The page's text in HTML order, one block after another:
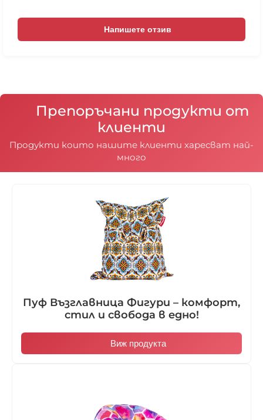
Напишете отзив
Препоръчани продукти от
клиенти
Продукти които нашите клиенти харесват най-
много
Пуф Възглавница Фигури – комфорт,
стил и свобода в едно!
Виж продукта